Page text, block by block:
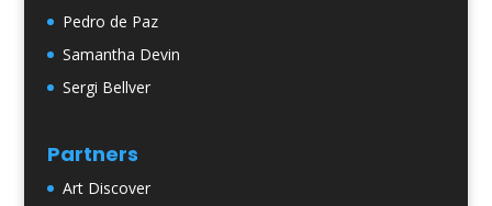
Pedro de Paz
Samantha Devin
Sergi Bellver
Partners
Art Discover